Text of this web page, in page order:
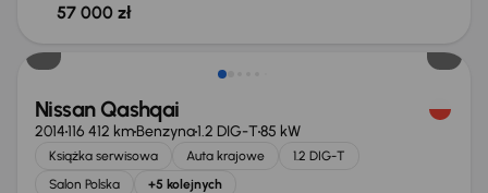
57 000 zł
Taniej o 1 000 zł
Nissan Qashqai
2014116 412 kmBenzyna1.2 DIG-T85 kW
Książka serwisowa Auta krajowe
1.2 DIG-T
Salon Polska
+5 kolejnych